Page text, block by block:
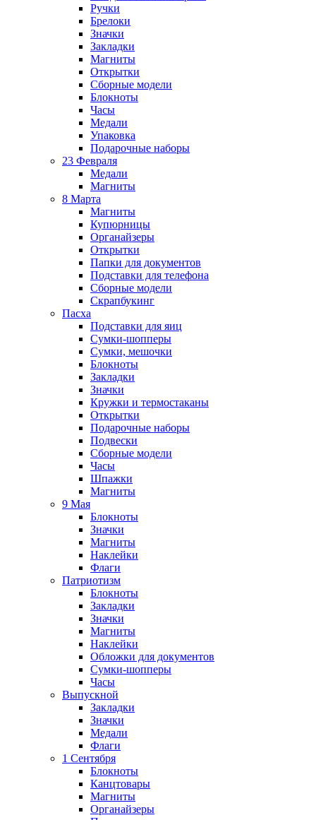
Ручки
Брелоки
Значки
Закладки
Магниты
Открытки
Сборные модели
Блокноты
Часы
Медали
Упаковка
Подарочные наборы
23 Февраля
Медали
Магниты
8 Марта
Магниты
Купюрницы
Органайзеры
Открытки
Папки для документов
Подставки для телефона
Сборные модели
Скрапбукинг
Пасха
Подставки для яиц
Сумки-шопперы
Сумки, мешочки
Блокноты
Закладки
Значки
Кружки и термостаканы
Открытки
Подарочные наборы
Подвески
Сборные модели
Часы
Шпажки
Магниты
9 Мая
Блокноты
Значки
Магниты
Наклейки
Флаги
Патриотизм
Блокноты
Закладки
Значки
Магниты
Наклейки
Обложки для документов
Сумки-шопперы
Часы
Выпускной
Закладки
Значки
Медали
Флаги
1 Сентября
Блокноты
Канцтовары
Магниты
Органайзеры